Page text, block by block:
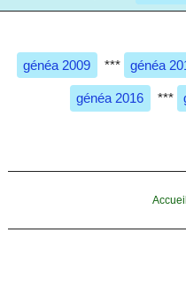
généa 2009 *** généa
généa 2016 ***
Accueil